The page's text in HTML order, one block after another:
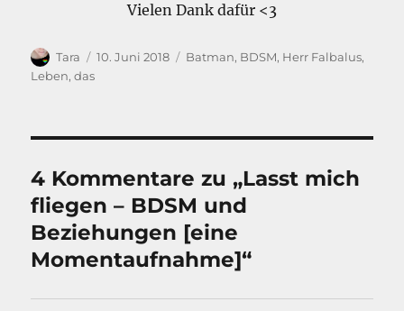
Vielen Dank dafür <3
Autor
Tara
Veröffentlicht
10. Juni 2018 Kategorien
Batman, BDSM, Herr Falbalus,
Leben, das
4 Kommentare zu „Lasst mich
fliegen – BDSM und
Beziehungen [eine
Momentaufnahme]“